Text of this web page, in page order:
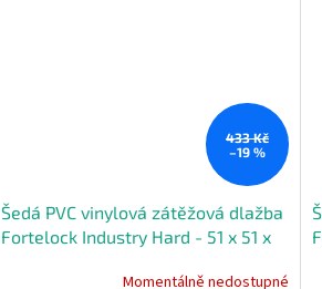
433 Kč
–19 %
Šedá PVC vinylová zátěžová dlažba
Fortelock Industry Hard - 51 x 51 x
Momentálně nedostupné